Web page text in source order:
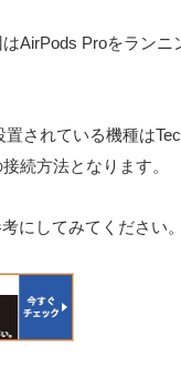
AirPods Proをラン
されている機種は
続方法となります。
にしてみてください。